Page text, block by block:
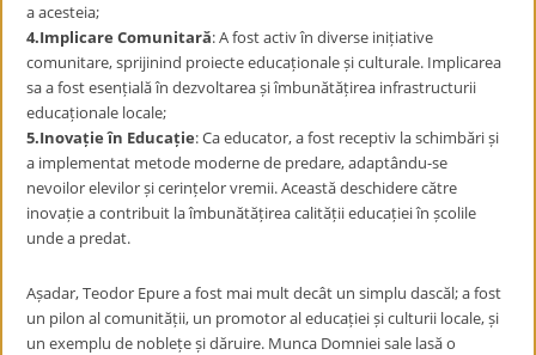
a acesteia;
4.Implicare Comunitară: A fost activ în diverse inițiative
comunitare, sprijinind proiecte educaționale și culturale. Implicarea
sa a fost esențială în dezvoltarea și îmbunătățirea infrastructurii
educaționale locale;
5.Inovație în Educație: Ca educator, a fost receptiv la schimbări și
a implementat metode moderne de predare, adaptându-se
nevoilor elevilor și cerințelor vremii. Această deschidere către
inovație a contribuit la îmbunătățirea calității educației în școlile
unde a predat.
Așadar, Teodor Epure a fost mai mult decât un simplu dascăl; a fost
un pilon al comunității, un promotor al educației și culturii locale, și
un exemplu de noblețe și dăruire. Munca Domniei sale lasă o